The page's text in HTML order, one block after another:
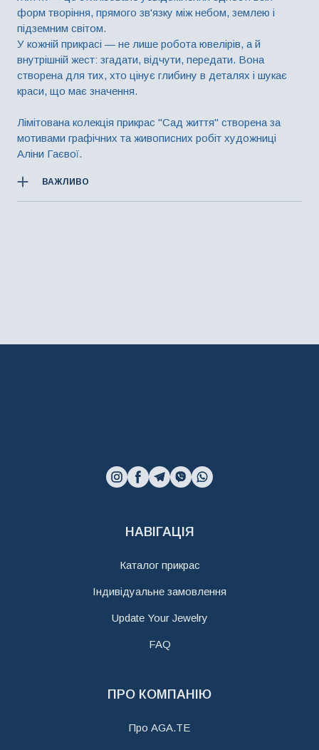
форм творіння, прямого зв'язку між небом, землею і
підземним світом.
У кожній прикрасі — не лише робота ювелірів, а й
внутрішній жест: згадати, відчути, передати. Вона
створена для тих, хто цінує глибину в деталях і шукає
краси, що має значення.
Лімітована колекція прикрас "Сад життя" створена за
мотивами графічних та живописних робіт художниці
Аліни Гаєвої.
ВАЖЛИВО
НАВІГАЦІЯ
Каталог прикрас
Індивідуальне замовлення
Update Your Jewelry
FAQ
ПРО КОМПАНІЮ
Про AGA.TE